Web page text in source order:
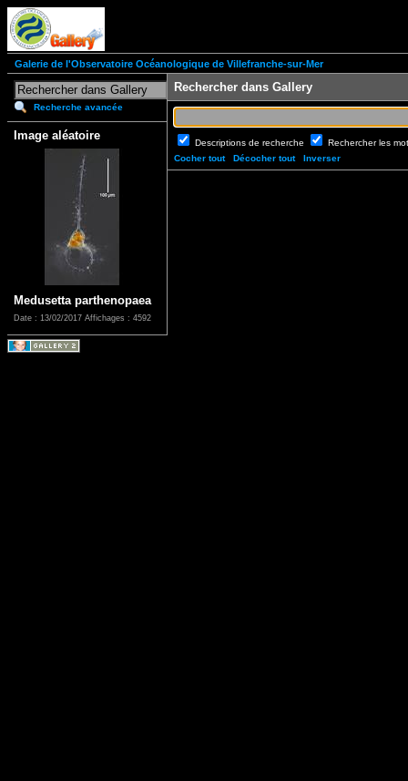
Galerie de l'Observatoire Océanologique de Villefranche-sur-Mer
Recherche avancée
Image aléatoire
Medusetta parthenopaea
Date : 13/02/2017 Affichages : 4592
Rechercher dans Gallery
Descriptions de recherche
Rechercher les
Cocher tout
Décocher tout Inverser